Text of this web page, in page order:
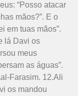
“Posso atacar
mãos?”. E o
em tuas mãos”.
lá Davi os
meus
as águas”.
Farasim. 12.Ali
os mandou